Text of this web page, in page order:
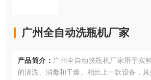
广州全自动洗瓶机厂家
产品简介： 广州全自动洗瓶机厂家用于实
的清洗、消毒和干燥。相比上一款设备，